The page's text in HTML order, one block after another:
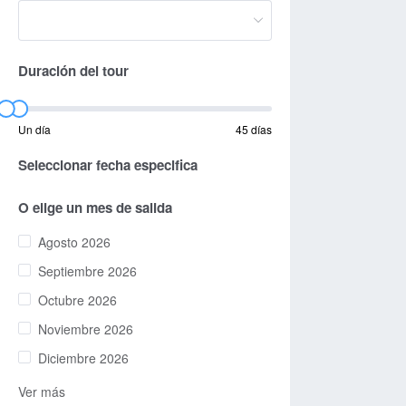
Duración del tour
Un día 45 días
Seleccionar fecha especifica
O elige un mes de salida
Agosto 2026
Septiembre 2026
Octubre 2026
Noviembre 2026
Diciembre 2026
Ver más